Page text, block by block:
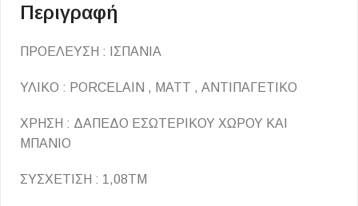
Περιγραφή
ΠΡΟΕΛΕΥΣΗ : ΙΣΠΑΝΙΑ
ΥΛΙΚΟ : PORCELAIN , MATT , ΑΝΤΙΠΑΓΕΤΙΚΟ
ΧΡΗΣΗ : ΔΑΠΕΔΟ ΕΣΩΤΕΡΙΚΟΥ ΧΩΡΟΥ ΚΑΙ
ΜΠΑΝΙΟ
ΣΥΣΧΕΤΙΣΗ : 1,08ΤΜ